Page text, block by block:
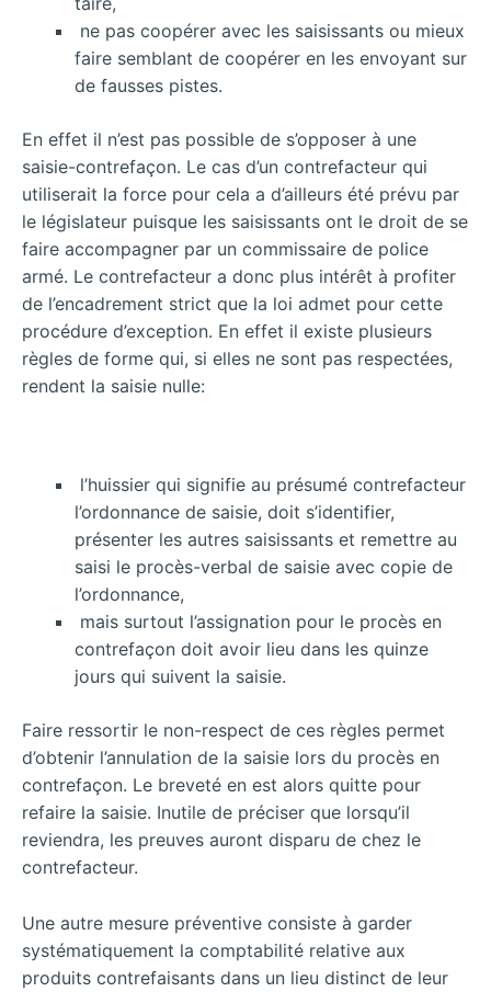
ne pas coopérer avec les saisissants ou mieux
faire semblant de coopérer en les envoyant sur
de fausses pistes.
En effet il n’est pas possible de s’opposer à une
saisie-contrefaçon. Le cas d’un contrefacteur qui
utiliserait la force pour cela a d’ailleurs été prévu par
le législateur puisque les saisissants ont le droit de se
faire accompagner par un commissaire de police
armé. Le contrefacteur a donc plus intérêt à profiter
de l’encadrement strict que la loi admet pour cette
procédure d’exception. En effet il existe plusieurs
règles de forme qui, si elles ne sont pas respectées,
rendent la saisie nulle:
l’huissier qui signifie au présumé contrefacteur
l’ordonnance de saisie, doit s’identifier,
présenter les autres saisissants et remettre au
saisi le procès-verbal de saisie avec copie de
l’ordonnance,
mais surtout l’assignation pour le procès en
contrefaçon doit avoir lieu dans les quinze
jours qui suivent la saisie.
Faire ressortir le non-respect de ces règles permet
d’obtenir l’annulation de la saisie lors du procès en
contrefaçon. Le breveté en est alors quitte pour
refaire la saisie. Inutile de préciser que lorsqu’il
reviendra, les preuves auront disparu de chez le
contrefacteur.
Une autre mesure préventive consiste à garder
systématiquement la comptabilité relative aux
produits contrefaisants dans un lieu distinct de leur